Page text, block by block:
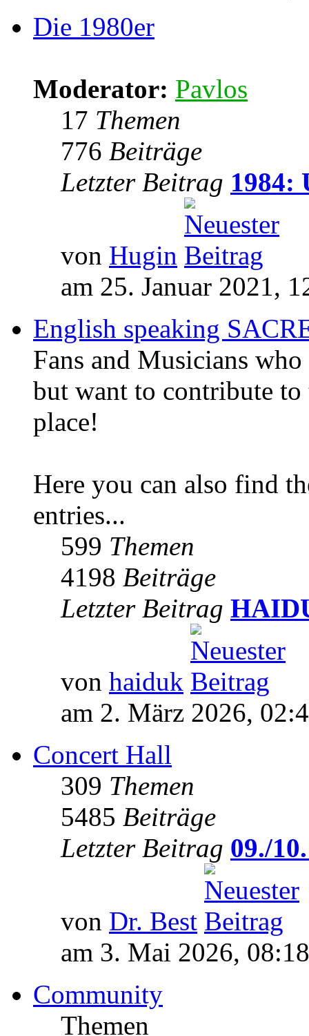
Die 1980er
Moderator: Pavlos
17 Themen
776 Beiträge
Letzter Beitrag 1984:
von Hugin
am 25. Januar 2021,
English speaking
Fans and Musicians
but want to contribute to
place!
Here you can also find
entries...
599 Themen
4198 Beiträge
Letzter Beitrag
von haiduk
am 2. März 2026,
Concert Hall
309 Themen
5485 Beiträge
Letzter Beitrag 09./
von Dr. Best
am 3. Mai 2026, 08:18
Community
Themen